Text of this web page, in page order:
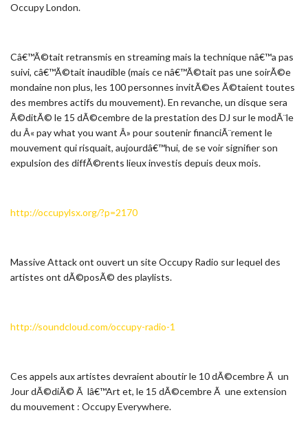
Occupy London.
Câ€™Ã©tait retransmis en streaming mais la technique nâ€™a pas
suivi, câ€™Ã©tait inaudible (mais ce nâ€™Ã©tait pas une soirÃ©e
mondaine non plus, les 100 personnes invitÃ©es Ã©taient toutes
des membres actifs du mouvement). En revanche, un disque sera
Ã©ditÃ© le 15 dÃ©cembre de la prestation des DJ sur le modÃ¨le
du Â« pay what you want Â» pour soutenir financiÃ¨rement le
mouvement qui risquait, aujourdâ€™hui, de se voir signifier son
expulsion des diffÃ©rents lieux investis depuis deux mois.
http://occupylsx.org/?p=2170
Massive Attack ont ouvert un site Occupy Radio sur lequel des
artistes ont dÃ©posÃ© des playlists.
http://soundcloud.com/occupy-radio-1
Ces appels aux artistes devraient aboutir le 10 dÃ©cembre Ã un
Jour dÃ©diÃ© Ã lâ€™Art et, le 15 dÃ©cembre Ã une extension
du mouvement : Occupy Everywhere.